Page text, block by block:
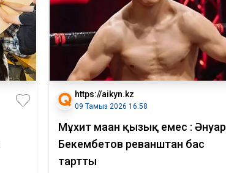
https://aikyn.kz
09 Тамыз 2026 16:58
Мұхит маған қызық емес : Әнуар
Бекембетов реванштан бас
тартты